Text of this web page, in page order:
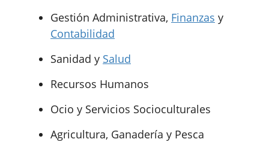
Gestión Administrativa, Finanzas y
Contabilidad
Sanidad y Salud
Recursos Humanos
Ocio y Servicios Socioculturales
Agricultura, Ganadería y Pesca